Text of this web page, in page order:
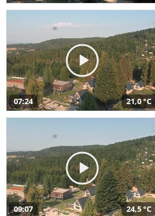
07:24 21,0 °C
09:07 24,5 °C